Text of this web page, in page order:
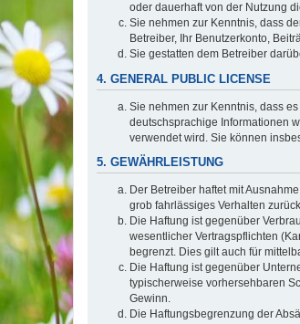
oder dauerhaft von der Nutzung
Sie nehmen zur Kenntnis, dass
Betreiber, Ihr Benutzerkonto,
Sie gestatten dem Betreiber
4. GENERAL PUBLIC LICENSE
Sie nehmen zur Kenntnis, dass es
deutschsprachige Informationen
verwendet wird. Sie können
5. GEWÄHRLEISTUNG
Der Betreiber haftet mit
grob fahrlässiges Verhalten
Die Haftung ist gegenüber
wesentlicher Vertragspflichten
begrenzt. Dies gilt auch für
Die Haftung ist gegenüber
typischerweise vorhersehbaren
Gewinn.
Die Haftungsbegrenzung der